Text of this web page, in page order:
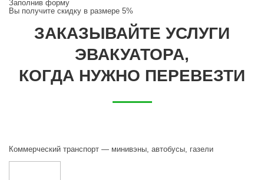
Заполнив форму
Вы получите скидку в размере 5%
ЗАКАЗЫВАЙТЕ УСЛУГИ
ЭВАКУАТОРА,
КОГДА НУЖНО ПЕРЕВЕЗТИ
Коммерческий транспорт — минивэны, автобусы, газели